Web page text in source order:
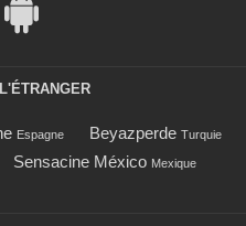
Espagne Beyazperde Turquie
Sensacine México Mexique